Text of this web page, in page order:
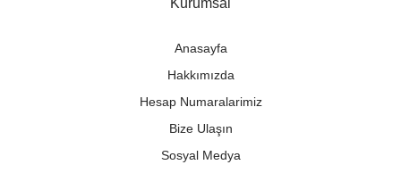
Kurumsal
Anasayfa
Hakkımızda
Hesap Numaralarimiz
Bize Ulaşın
Sosyal Medya